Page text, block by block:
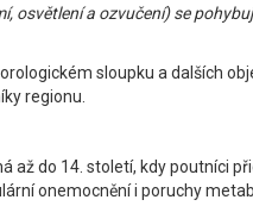
osvětlení a ozvučení) se
sloupku a dalších
regionu.
až do 14. století, kdy poutníci
onemocnění i poruchy